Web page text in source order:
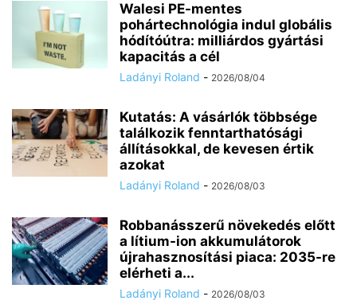
Walesi PE-mentes
pohártechnológia indul globális
hódítóútra: milliárdos gyártási
kapacitás a cél
Ladányi Roland - 2026/08/04
Kutatás: A vásárlók többsége
találkozik fenntarthatósági
állításokkal, de kevesen értik
azokat
Ladányi Roland - 2026/08/03
Robbanásszerű növekedés előtt
a lítium-ion akkumulátorok
újrahasznosítási piaca: 2035-re
elérheti a...
Ladányi Roland - 2026/08/03